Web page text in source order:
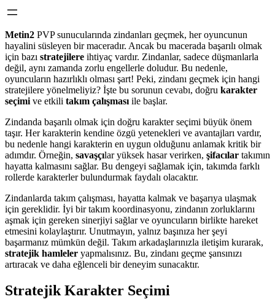
Metin2 PVP sunucularında zindanları geçmek, her oyuncunun
hayalini süsleyen bir maceradır. Ancak bu macerada başarılı olmak
için bazı stratejilere ihtiyaç vardır. Zindanlar, sadece düşmanlarla
değil, aynı zamanda zorlu engellerle doludur. Bu nedenle,
oyuncuların hazırlıklı olması şart! Peki, zindanı geçmek için hangi
stratejilere yönelmeliyiz? İşte bu sorunun cevabı, doğru karakter
seçimi ve etkili takım çalışması ile başlar.
Zindanda başarılı olmak için doğru karakter seçimi büyük önem
taşır. Her karakterin kendine özgü yetenekleri ve avantajları vardır,
bu nedenle hangi karakterin en uygun olduğunu anlamak kritik bir
adımdır. Örneğin, savaşçılar yüksek hasar verirken, şifacılar takımın
hayatta kalmasını sağlar. Bu dengeyi sağlamak için, takımda farklı
rollerde karakterler bulundurmak faydalı olacaktır.
Zindanlarda takım çalışması, hayatta kalmak ve başarıya ulaşmak
için gereklidir. İyi bir takım koordinasyonu, zindanın zorluklarını
aşmak için gereken sinerjiyi sağlar ve oyuncuların birlikte hareket
etmesini kolaylaştırır. Unutmayın, yalnız başınıza her şeyi
başarmanız mümkün değil. Takım arkadaşlarınızla iletişim kurarak,
stratejik hamleler yapmalısınız. Bu, zindanı geçme şansınızı
artıracak ve daha eğlenceli bir deneyim sunacaktır.
Stratejik Karakter Seçimi